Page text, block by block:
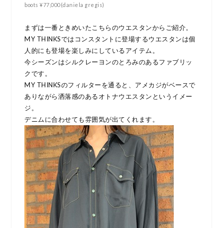
boots ¥77,000(daniela gregis)
まずは一番ときめいたこちらのウエスタンからご紹介。
MY THINKSではコンスタントに登場するウエスタンは個
人的にも登場を楽しみにしているアイテム。
今シーズンはシルクレーヨンのとろみのあるファブリッ
クです。
MY THINKSのフィルターを通ると、アメカジがベースで
ありながら洒落感のあるオトナウエスタンというイメー
ジ。
デニムに合わせても雰囲気が出てくれます。